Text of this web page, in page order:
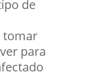
de
tomar
para